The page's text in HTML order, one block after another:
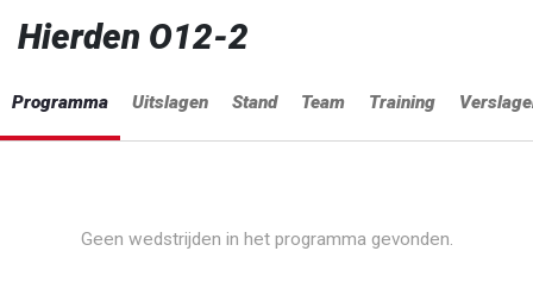
Hierden O12-2
Programma Uitslagen Stand Team Training
Geen wedstrijden in het programma gevonden.